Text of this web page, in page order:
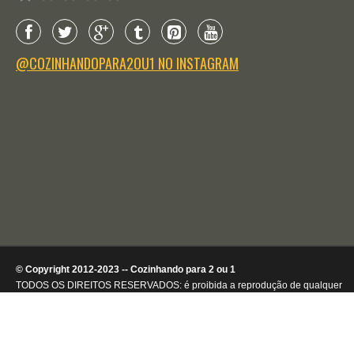
@COZINHANDOPARA2OU1 NO INSTAGRAM
© Copyright 2012-2023 -- Cozinhando para 2 ou 1
TODOS OS DIREITOS RESERVADOS: é proibida a reprodução de qualquer